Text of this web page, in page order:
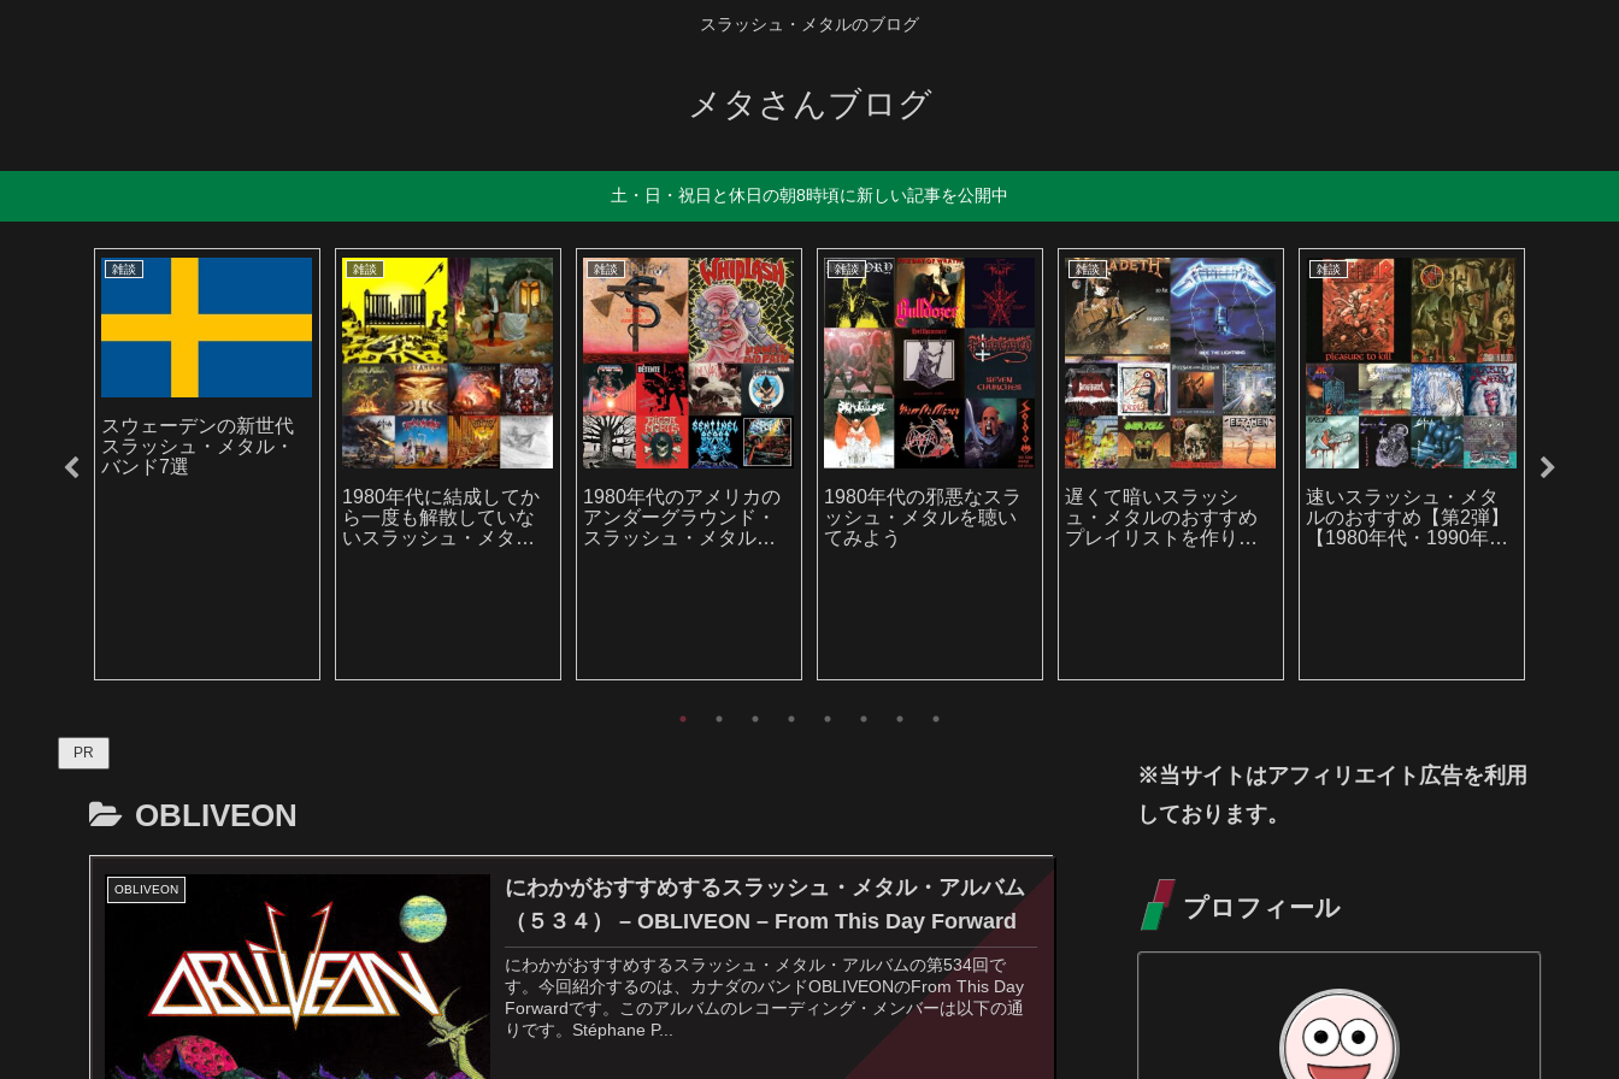
スラッシュ・メタルのブログ
メタさんブログ
土・日・祝日と休日の朝8時頃に新しい記事を公開中
雑談
スウェーデンの新世代
スラッシュ・メタル・
バンド7選
雑談
1980年代に結成してか
ら一度も解散していな
いスラッシュ・メタ
雑談
1980年代のアメリカの
アンダーグラウンド・
スラッシュ・メタルを
雑談
1980年代の邪悪なスラ
ッシュ・メタルを聴い
てみよう
雑談
遅くて暗いスラッシ
ュ・メタルのおすすめ
プレイリストを作りま
雑談
速いスラッシュ・メタ
ルのおすすめ【第2弾】
【1980年代・1990年代
PR
OBLIVEON
OBLIVEON
にわかがおすすめするスラッシュ・メタル・アルバム
（５３４） – OBLIVEON – From This Day Forward
にわかがおすすめするスラッシュ・メタル・アルバムの第534回で
す。今回紹介するのは、カナダのバンドOBLIVEONのFrom This Day
Forwardです。このアルバムのレコーディング・メンバーは以下の通
りです。Stéphane P...
※当サイトはアフィリエイト広告を利用
しております。
プロフィール